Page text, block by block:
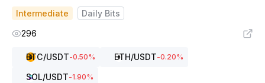
Intermediate
Daily Bits
296
BTC/USDT-0.50% ETH/USDT-0.20%
SOL/USDT-1.90%